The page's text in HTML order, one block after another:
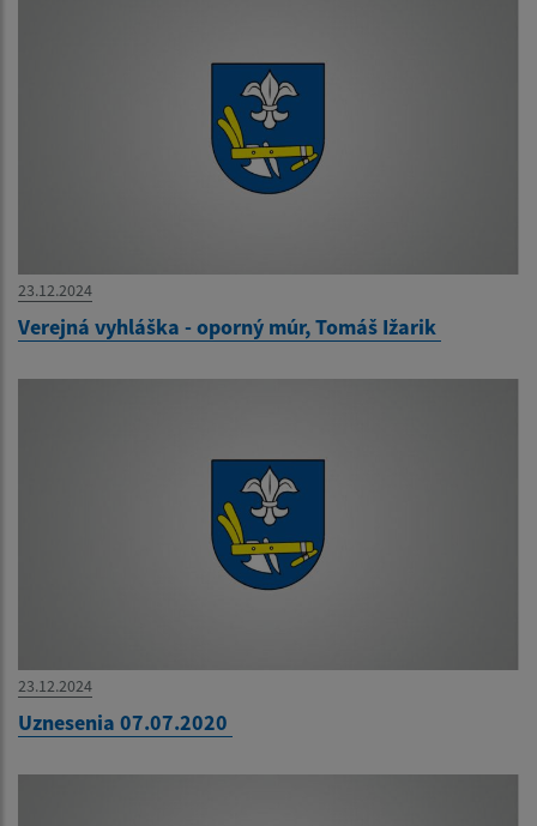
23.12.2024
Verejná vyhláška - oporný múr, Tomáš Ižarik
23.12.2024
Uznesenia 07.07.2020